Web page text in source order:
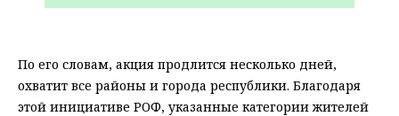
По его словам, акция продлится несколько дней,
охватит все районы и города республики. Благодаря
этой инициативе РОФ, указанные категории жителей